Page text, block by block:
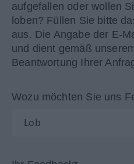
aufgefallen oder wollen
loben? Füllen Sie bitte
aus. Die Angabe der E-
und dient gemäß
Beantwortung Ihrer
Wozu möchten Sie uns